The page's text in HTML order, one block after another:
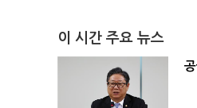
이 시간 주요 뉴스